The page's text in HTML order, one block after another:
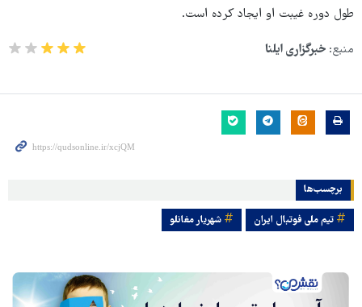
طول دوره غیبت او ایجاد کرده است.
منبع: خبرگزاری ایلنا
برچسب‌ها
تیم ملی فوتبال ایران شهریار مغانلو